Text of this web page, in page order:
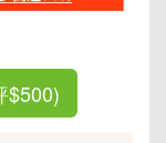
$500)